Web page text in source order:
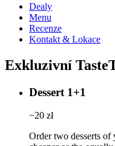
Dealy
Menu
Recenze
Kontakt & Lokace
Exkluzivní
Dessert 1+1
−20 zł
Order two desserts